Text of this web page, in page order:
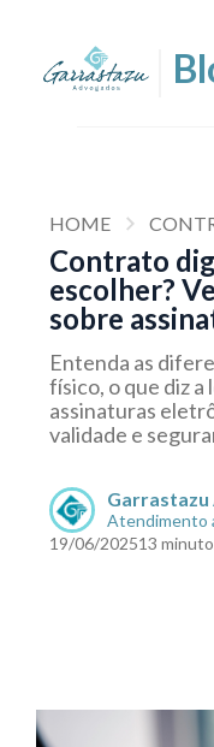
HOME
Contrato
escolher?
sobre
Entenda as
físico, o que diz
assinaturas
validade e
Atendimento
19/06/202513